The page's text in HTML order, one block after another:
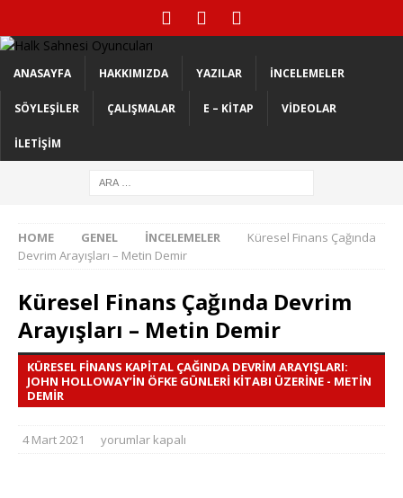
ANASAYFA HAKKIMIZDA YAZILAR İNCELEMELER
SÖYLEŞILER ÇALIŞMALAR E – KITAP VIDEOLAR
İLETIŞIM
HOME GENEL İNCELEMELER
Küresel Finans Çağında
Devrim Arayışları – Metin Demir
Küresel Finans Çağında Devrim
Arayışları – Metin Demir
KÜRESEL FINANS KAPITAL ÇAĞINDA DEVRIM ARAYIŞLARI:
JOHN HOLLOWAY’IN ÖFKE GÜNLERI KITABI ÜZERINE - METIN
DEMIR
4 Mart 2021 yorumlar kapalı